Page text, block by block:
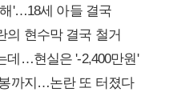
'…18세 아들 결국
현수막 결국 철거
데…현실은 '-2,400만원'
까지…논란 또 터졌다